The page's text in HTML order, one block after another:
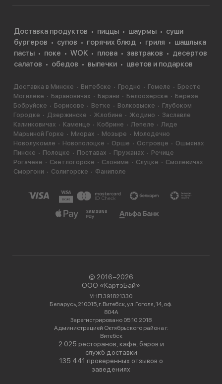
Доставка продуктов пиццы шаурмы
суши
бургеров
супов горячих блюд гриля
шашлыка
пасты
поке WOK плова завтраков
десертов
салатов
обедов выпечки цветов и подарков
Доставка в Минске Витебске Гродно Гомеле
Бресте
Могилёве
Барановичах Барани Белоозерске
Березе
Бобруйске
Борисове Ветке Волковыске
Глубоком
Городке
Дзержинске Жлобине Жодино
Заславле
Калинковичах
Каменце Кобрине Лепеле
Лиде
Марьиной Горке
Миорах Мозыре
Молодечно
Новолукомле
Новополоцке Орше Островце
Ошмянах
Пинске
Полоцке Поставах Пружанах
Речице
Рогачеве
Светлогорске Слониме Слуцке
Смолевичах
Сморгони
Солигорске Фаниполе
© 2016−2026
ООО «КартэБай»
УНП 391821330
Беларусь, 210015, г. Витебск, ул. Гоголя, 14, оф.
804А
Зарегистрировано 05.10.2018
Администрацией Октябрьского района г.
Витебск
2 025 ресторанов, кафе, баров и
служб доставки
135 441 проверенных отзывов о
заведениях